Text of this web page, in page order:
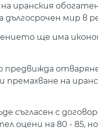
иранския
мир в
ще има
на
съгласен с
оцени на 80 - 85,